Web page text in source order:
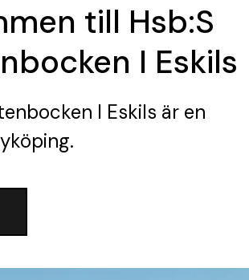
till Hsb:S
I Eskils
I Eskils är en